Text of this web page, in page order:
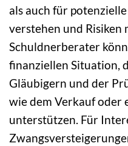
als auch für
verstehen und Risiken
Schuldnerberater
finanziellen Situation,
Gläubigern und der
wie dem Verkauf oder
unterstützen. Für